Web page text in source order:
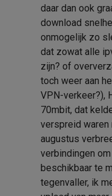
daar dan ook
download
onmogelijk zo
dat zowat alle
zijn? of
toch weer aan
VPN-verkeer?),
70mbit, dat
verspreid waren
augustus
verbindingen
beschikbaar te
tegenvaller, ik